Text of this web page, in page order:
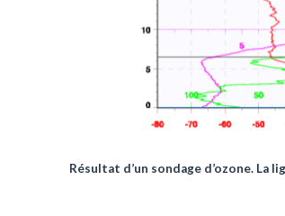
Résultat d’un sondage d’ozone.